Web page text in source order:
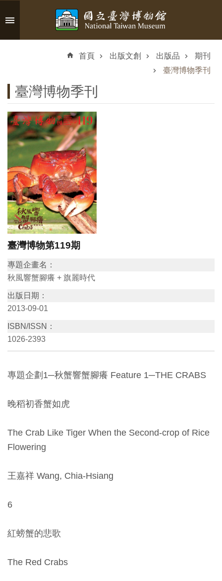
跳到主要內容區塊
認
識
臺
博
參
觀
資
訊
展
覽
資
訊
教
育
動
藏
究
便
首頁 出版文創 出版品
期刊
臺灣博物季刊
臺灣博物季刊
臺灣博物第119期
專題企畫名：
秋風響蟹腳癢 + 旗麗時代
出版日期：
2013-09-01
ISBN/ISSN：
1026-2393
專題企劃1─秋蟹響蟹腳癢 Feature 1─THE CRABS
晚稻初香蟹如虎
The Crab Like Tiger When the Second-crop of Rice
Flowering
王嘉祥 Wang, Chia-Hsiang
6
紅螃蟹的悲歌
The Red Crabs